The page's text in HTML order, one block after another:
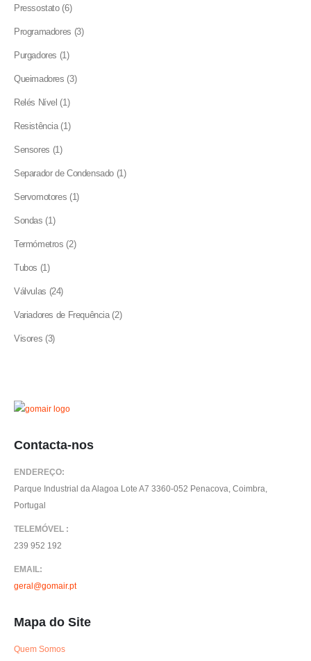
Pressostato 66
Programadores 33
Purgadores 1 1
Queimadores 33
Relés Nível
1 1
Resistência 1 1
Sensores 1 1
Separador de Condensado 1 1
Servomotores 11
Sondas 1 1
Termómetros 22
Tubos 1 1
Válvulas 2424
Variadores de Frequência 22
Visores 33
Contacta-nos
ENDEREÇO:
Parque Industrial da Alagoa Lote A7 3360-052 Penacova, Coimbra,
Portugal
TELEMÓVEL :
239 952 192
EMAIL:
geral@gomair.pt
Mapa do Site
Quem Somos